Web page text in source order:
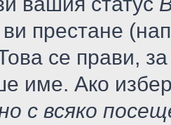
ви престане
се прави,
име. Ако
с всяко